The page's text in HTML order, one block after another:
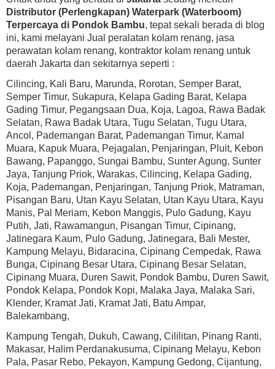
Distributor (Perlengkapan) Waterpark (Waterboom)
Terpercaya di Pondok Bambu, tepat sekali berada di blog
ini, kami melayani Jual peralatan kolam renang, jasa
perawatan kolam renang, kontraktor kolam renang untuk
daerah Jakarta dan sekitarnya seperti :
Cilincing, Kali Baru, Marunda, Rorotan, Semper Barat,
Semper Timur, Sukapura, Kelapa Gading Barat, Kelapa
Gading Timur, Pegangsaan Dua, Koja, Lagoa, Rawa Badak
Selatan, Rawa Badak Utara, Tugu Selatan, Tugu Utara,
Ancol, Pademangan Barat, Pademangan Timur, Kamal
Muara, Kapuk Muara, Pejagalan, Penjaringan, Pluit, Kebon
Bawang, Papanggo, Sungai Bambu, Sunter Agung, Sunter
Jaya, Tanjung Priok, Warakas, Cilincing, Kelapa Gading,
Koja, Pademangan, Penjaringan, Tanjung Priok, Matraman,
Pisangan Baru, Utan Kayu Selatan, Utan Kayu Utara, Kayu
Manis, Pal Meriam, Kebon Manggis, Pulo Gadung, Kayu
Putih, Jati, Rawamangun, Pisangan Timur, Cipinang,
Jatinegara Kaum, Pulo Gadung, Jatinegara, Bali Mester,
Kampung Melayu, Bidaracina, Cipinang Cempedak, Rawa
Bunga, Cipinang Besar Utara, Cipinang Besar Selatan,
Cipinang Muara, Duren Sawit, Pondok Bambu, Duren Sawit,
Pondok Kelapa, Pondok Kopi, Malaka Jaya, Malaka Sari,
Klender, Kramat Jati, Kramat Jati, Batu Ampar,
Balekambang,
Kampung Tengah, Dukuh, Cawang, Cililitan, Pinang Ranti,
Makasar, Halim Perdanakusuma, Cipinang Melayu, Kebon
Pala, Pasar Rebo, Pekayon, Kampung Gedong, Cijantung,